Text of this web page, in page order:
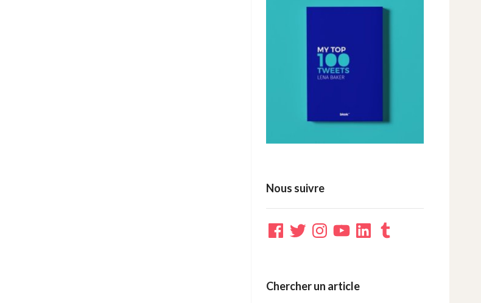
Nous suivre
Facebook
TwitterInstagramYouTubeLinkedInTumblr
Chercher un article